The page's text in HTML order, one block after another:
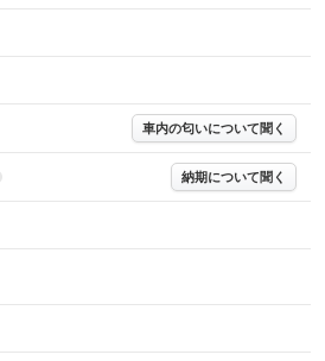
ご確認ください。
ございません。購入時は必ず現車をご確認
ョンチェックシートにつきましては、形式
記載している鑑定日の鑑定結果となりま
売店へお問い合わせ下さい。
車内の匂いについて聞く
納期について聞く